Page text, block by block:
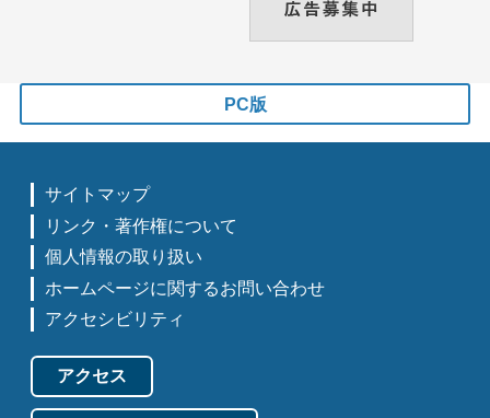
PC版
サイトマップ
リンク・著作権について
個人情報の取り扱い
ホームページに関するお問い合わせ
アクセシビリティ
アクセス